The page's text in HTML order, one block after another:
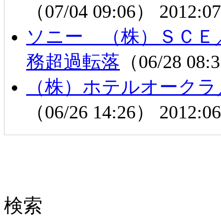
（07/04 09:06）
ソニー （株）ＳＣＥ
務超過転落 （06/28
（株）ホテルオーク
（06/26 14:26）
検索